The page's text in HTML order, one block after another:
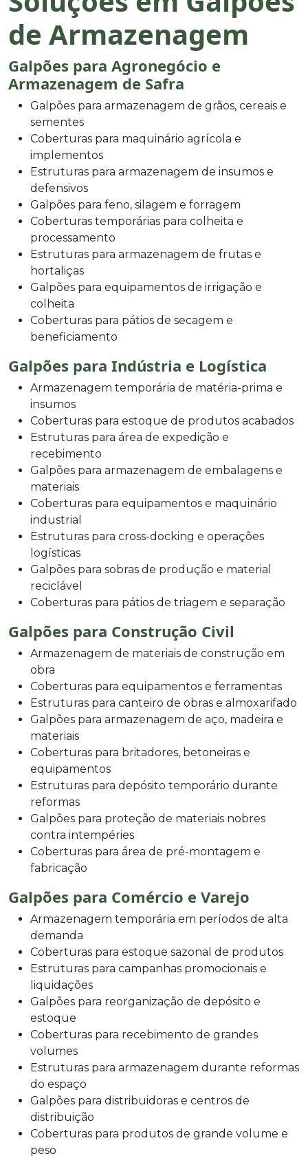
de Armazenagem
Galpões para Agronegócio e
Armazenagem de Safra
Galpões para armazenagem de grãos, cereais e
sementes
Coberturas para maquinário agrícola e
implementos
Estruturas para armazenagem de insumos e
defensivos
Galpões para feno, silagem e forragem
Coberturas temporárias para colheita e
processamento
Estruturas para armazenagem de frutas e
hortaliças
Galpões para equipamentos de irrigação e
colheita
Coberturas para pátios de secagem e
beneficiamento
Galpões para Indústria e Logística
Armazenagem temporária de matéria-prima e
insumos
Coberturas para estoque de produtos acabados
Estruturas para área de expedição e
recebimento
Galpões para armazenagem de embalagens e
materiais
Coberturas para equipamentos e maquinário
industrial
Estruturas para cross-docking e operações
logísticas
Galpões para sobras de produção e material
reciclável
Coberturas para pátios de triagem e separação
Galpões para Construção Civil
Armazenagem de materiais de construção em
obra
Coberturas para equipamentos e ferramentas
Estruturas para canteiro de obras e almoxarifado
Galpões para armazenagem de aço, madeira e
materiais
Coberturas para britadores, betoneiras e
equipamentos
Estruturas para depósito temporário durante
reformas
Galpões para proteção de materiais nobres
contra intempéries
Coberturas para área de pré-montagem e
fabricação
Galpões para Comércio e Varejo
Armazenagem temporária em períodos de alta
demanda
Coberturas para estoque sazonal de produtos
Estruturas para campanhas promocionais e
liquidações
Galpões para reorganização de depósito e
estoque
Coberturas para recebimento de grandes
volumes
Estruturas para armazenagem durante reformas
do espaço
Galpões para distribuidoras e centros de
distribuição
Coberturas para produtos de grande volume e
peso